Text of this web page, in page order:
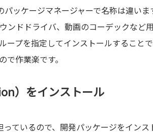
ッケージマネージャーで名称は違い
ンドドライバ、動画のコーデックなど
ープを指定してインストールすること
作業楽です。
）をインストール
ているので、開発パッケージをイン